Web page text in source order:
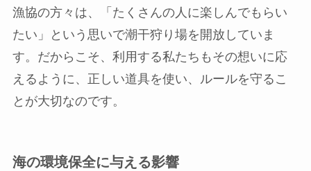
漁協の方々は、「たくさんの人に楽しんでもらい
たい」という思いで潮干狩り場を開放していま
す。だからこそ、利用する私たちもその想いに応
えるように、正しい道具を使い、ルールを守るこ
とが大切なのです。
海の環境保全に与える影響